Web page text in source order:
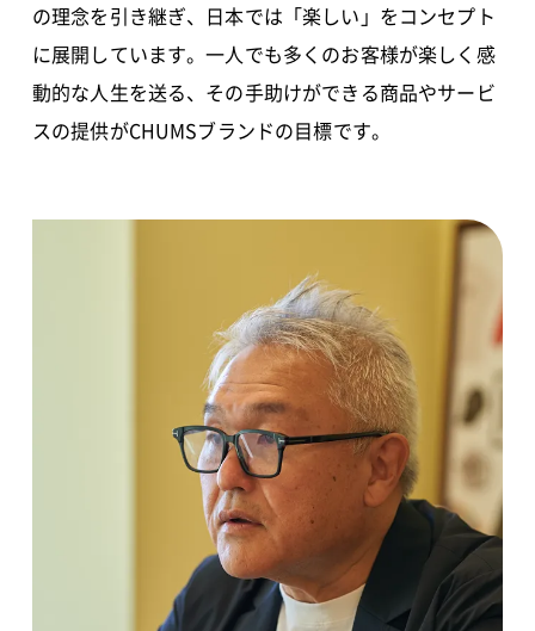
の理念を引き継ぎ、日本では「楽しい」をコンセプト
に展開しています。一人でも多くのお客様が楽しく感
動的な人生を送る、その手助けができる商品やサービ
スの提供がCHUMSブランドの目標です。